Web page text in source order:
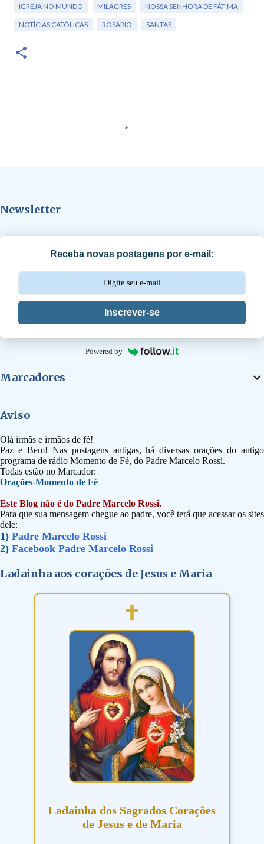
IGREJA NO MUNDO MILAGRES NOSSA SENHORA DE FÁTIMA
NOTÍCIAS CATÓLICAS ROSÁRIO SANTAS
á
s
Newsletter
Receba novas postagens por e-mail:
Inscrever-se
Powered by
Marcadores
Aviso
Olá irmãs e irmãos de fé!
Paz e Bem! Nas postagens antigas, há diversas orações do antigo
programa de rádio Momento de Fé, do Padre Marcelo Rossi.
Todas estão no Marcador:
Orações-Momento de Fé
Este Blog não é do Padre Marcelo Rossi.
Para que sua mensagem chegue ao padre, você terá que acessar os sites
dele:
1) Padre Marcelo Rossi
2) Facebook Padre Marcelo Rossi
Ladainha aos corações de Jesus e Maria
Ladainha dos Sagrados Corações
de Jesus e de Maria